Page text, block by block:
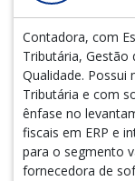
Contadora, com
Tributária, Gestão
Qualidade. Possui
Tributária e com
ênfase no
fiscais em ERP e
para o segmento
fornecedora de